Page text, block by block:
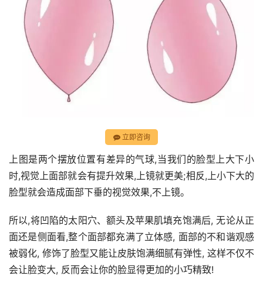
立即咨询
上图是两个摆放位置有差异的气球,当我们的脸型上大下小
时,视觉上面部就会有提升效果,上镜就更美;相反,上小下大的
脸型就会造成面部下垂的视觉效果,不上镜。
所以,将凹陷的太阳穴、额头及苹果肌填充饱满后, 无论从正
面还是侧面看,整个面部都充满了立体感, 面部的不和谐观感
被弱化, 修饰了脸型又能让皮肤饱满细腻有弹性, 这样不仅不
会让脸变大, 反而会让你的脸显得更加的小巧精致!